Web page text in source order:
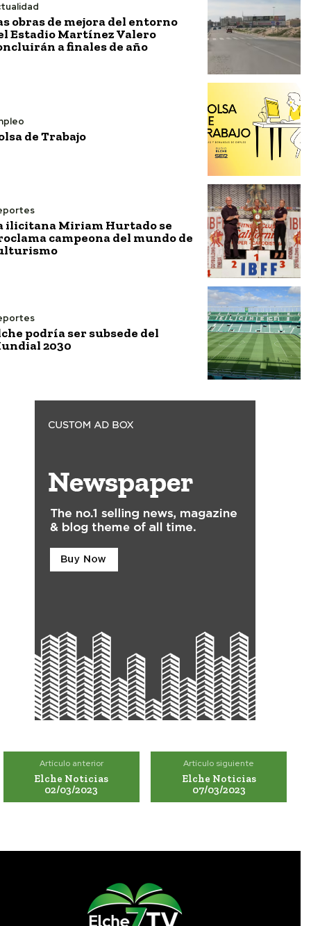
obras de mejora del entorno
Estadio Martínez Valero
a finales de año
de Trabajo
ilicitana Miriam Hurtado se
campeona del mundo de
podría ser subsede del
2030
Artículo anterior
Elche Noticias
02/03/2023
Artículo siguiente
Elche Noticias
07/03/2023